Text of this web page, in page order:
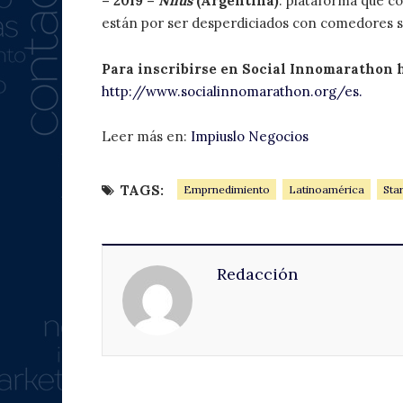
están por ser desperdiciados con comedores
Para inscribirse en Social Innomarathon
http://www.socialinnomarathon.org/es.
Leer más en: Impiuslo Negocios
TAGS: Emprnedimiento Latinoamérica
Redacción